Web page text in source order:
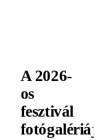
A 2026-
os
fesztivál